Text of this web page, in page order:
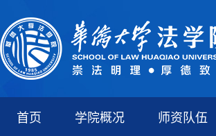
首页 学院概况 师资队伍